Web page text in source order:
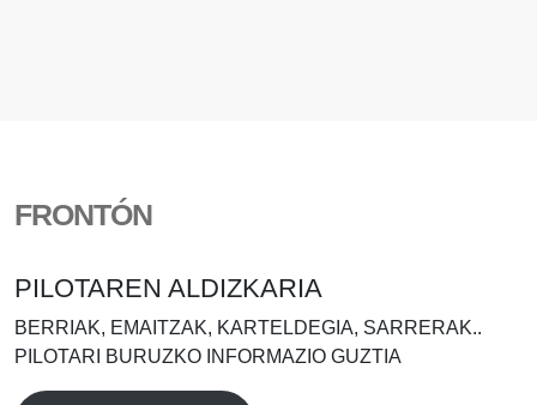
FRONTÓN
PILOTAREN ALDIZKARIA
BERRIAK, EMAITZAK, KARTELDEGIA, SARRERAK..
PILOTARI BURUZKO INFORMAZIO GUZTIA